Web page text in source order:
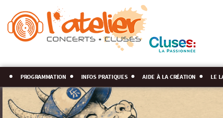
programmation infos pratiques aide à la création le